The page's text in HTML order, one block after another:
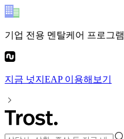
기업 전용 멘탈케어 프로그램
지금 넛지EAP이용해보기